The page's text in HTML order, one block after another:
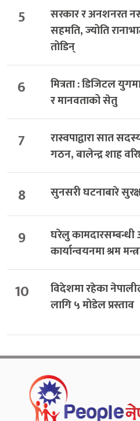
5
सरकार र अनशनरत
सहमति, ज्योति
तोडिन्
6
मित्रता : डिजिटल
र मानवताको सेतु
7
रास्वपाद्वारा सात
गठन, बालेन्द्र शाह
8 सुनसरी घटनाबारे
9
घरेलु
कार्यान्वयनमा श्रम
10
विदेशमा रहेका
लागि ५ मोडेल प्रस्ताव